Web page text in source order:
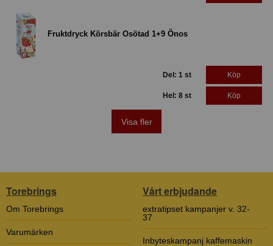
Fruktdryck Körsbär Osötad 1+9 Önos
Del: 1 st Köp
Hel: 8 st Köp
Visa fler
Torebrings
Om Torebrings
Varumärken
Vårt erbjudande
extratipset kampanjer v. 32-
37
Inbyteskampanj kaffemaskin